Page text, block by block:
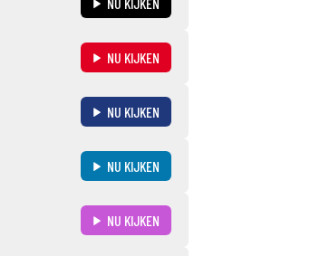
NU KIJKEN
NU KIJKEN
NU KIJKEN
NU KIJKEN